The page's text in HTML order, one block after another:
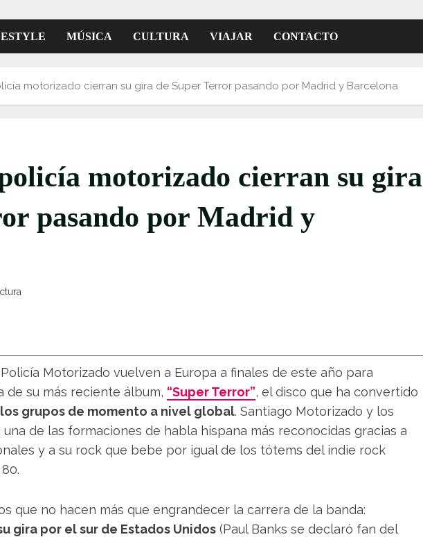
MÚSICA CULTURA VIAJAR CONTACTO
motorizado cierran su gira de Super Terror pasando por Madrid y Barcelona
motorizado cierran su gira
pasando por Madrid y
Motorizado vuelven a Europa a finales de este año para
su más reciente álbum, “Super Terror”, el disco que ha convertido
grupos de momento a nivel global. Santiago Motorizado y los
de las formaciones de habla hispana más reconocidas gracias a
y a su rock que bebe por igual de los tótems del indie rock
que no hacen más que engrandecer la carrera de la banda:
gira por el sur de Estados Unidos (Paul Banks se declaró fan del